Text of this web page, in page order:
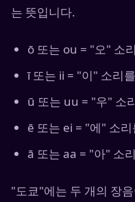
는 뜻입니다.
ō 또는 ou = "오" 소
ī 또는 ii = "이" 소리
ū 또는 uu = "우" 소
ē 또는 ei = "에" 소
ā 또는 aa = "아" 소
"도쿄"에는 두 개의 장